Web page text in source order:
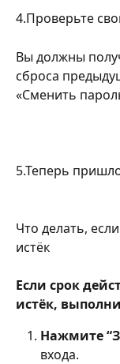
4.Проверьте
Вы должны
сброса
«Сменить
5.Теперь
Что делать,
истёк
Если срок
истёк,
Нажмите
входа.